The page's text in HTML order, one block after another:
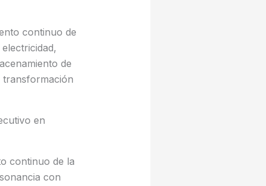
continuo de
de
transformación
en
continuo de la
con